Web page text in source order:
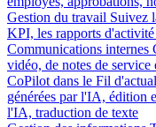
Gestion du travail Suivez
KPI, les rapports
Communications internes
vidéo, de notes de
CoPilot dans le Fil
générées par l'IA, édition
l'IA, traduction de texte